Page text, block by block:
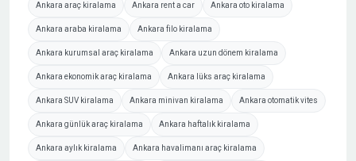
Ankara araç kiralama Ankara rent a car Ankara oto kiralama
Ankara araba kiralama Ankara filo kiralama
Ankara kurumsal araç kiralama Ankara uzun dönem kiralama
Ankara ekonomik araç kiralama Ankara lüks araç kiralama
Ankara SUV kiralama Ankara minivan kiralama Ankara otomatik vites
Ankara günlük araç kiralama Ankara haftalık kiralama
Ankara aylık kiralama Ankara havalimanı araç kiralama